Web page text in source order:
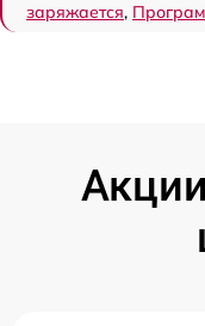
заряжается,